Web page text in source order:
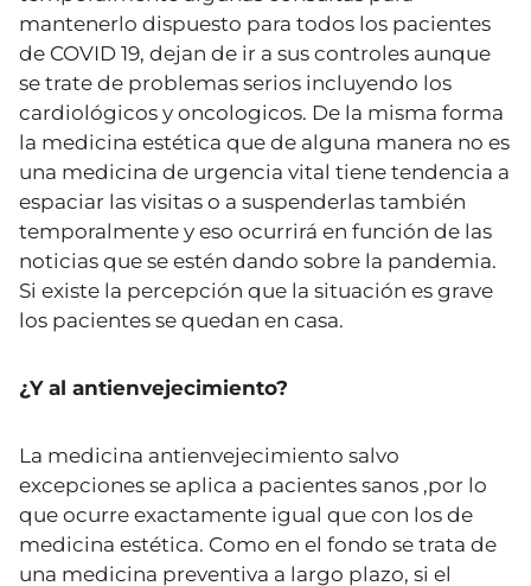
mantenerlo dispuesto para todos los pacientes
de COVID 19, dejan de ir a sus controles aunque
se trate de problemas serios incluyendo los
cardiológicos y oncologicos. De la misma forma
la medicina estética que de alguna manera no es
una medicina de urgencia vital tiene tendencia a
espaciar las visitas o a suspenderlas también
temporalmente y eso ocurrirá en función de las
noticias que se estén dando sobre la pandemia.
Si existe la percepción que la situación es grave
los pacientes se quedan en casa.
¿Y al antienvejecimiento?
La medicina antienvejecimiento salvo
excepciones se aplica a pacientes sanos ,por lo
que ocurre exactamente igual que con los de
medicina estética. Como en el fondo se trata de
una medicina preventiva a largo plazo, si el